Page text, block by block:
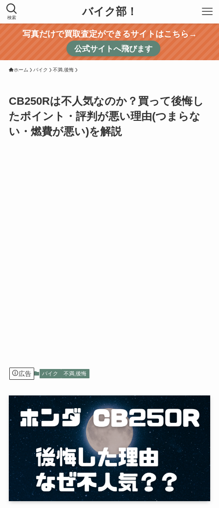
バイク部！
検索
写真だけで買取査定ができるサイトはこちら→
公式サイトへ飛びます
ホーム バイク 不満,後悔
CB250Rは不人気なのか？買って後悔し
たポイント・評判が悪い理由(つまらな
い・燃費が悪い)を解説
広告 バイク 不満,後悔